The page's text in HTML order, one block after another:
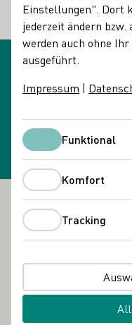
Fußbereich
Das DWI
Über uns in einfacher
Karriere
Einstellungen". Dort
jederzeit ändern bzw.
werden auch ohne
ausgeführt.
Impressum |
Funktional
Komfort
Tracking